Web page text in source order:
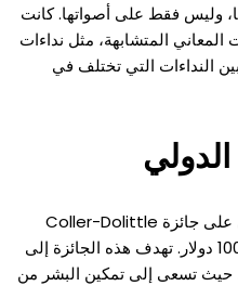
وليس فقط على أصواتها. كانت
المعاني المتشابهة، مثل نداءات
النداءات التي تختلف في
بفضل هذا العمل الرائد، حصلت إلي على جائزة Coller-Dolittle
لعام 2026، والتي تبلغ قيمتها 100,000 دولار. تهدف هذه الجائزة إلى
حيث تسعى إلى تمكين البشر من